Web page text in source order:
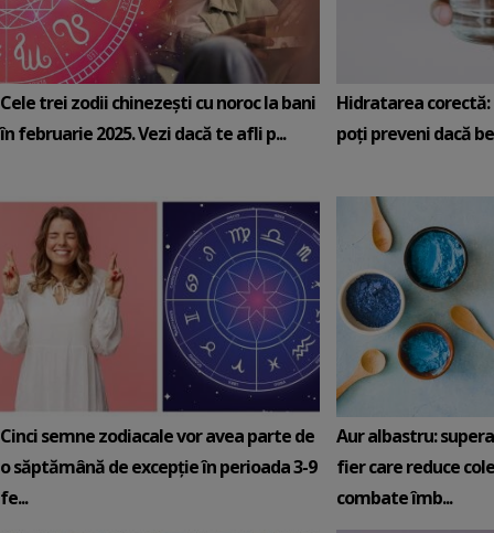
Cele trei zodii chinezești cu noroc la bani
în februarie 2025. Vezi dacă te afli p...
Hidratarea corectă:
poți preveni dacă
Cinci semne zodiacale vor avea parte de
o săptămână de excepție în perioada 3-9
fe...
Aur albastru:
fier care reduce
combate îmb...